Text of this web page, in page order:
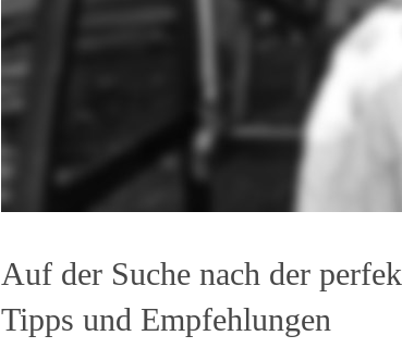
Auf der Suche nach der
Tipps und Empfehlungen